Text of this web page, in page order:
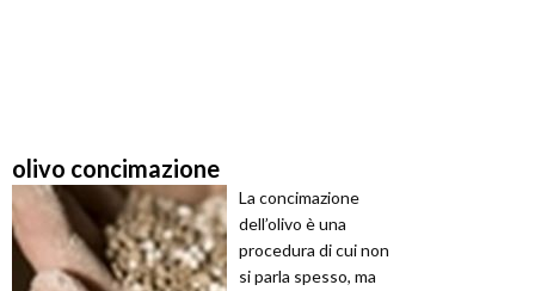
olivo concimazione
La concimazione
dell’olivo è una
procedura di cui non
si parla spesso, ma